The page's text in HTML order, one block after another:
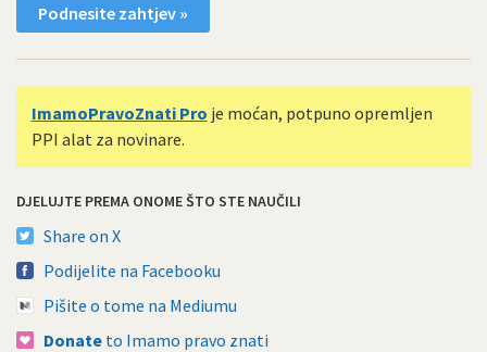
Podnesite zahtjev »
ImamoPravoZnati Pro je moćan, potpuno opremljen
PPI alat za novinare.
DJELUJTE PREMA ONOME ŠTO STE NAUČILI
Share on X
Podijelite na Facebooku
Pišite o tome na Mediumu
Donate to Imamo pravo znati